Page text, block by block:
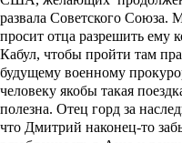
развала Советского Союза.
просит отца разрешить ему
Кабул, чтобы пройти там
будущему военному
человеку якобы такая
полезна. Отец горд за
что Дмитрий наконец-то